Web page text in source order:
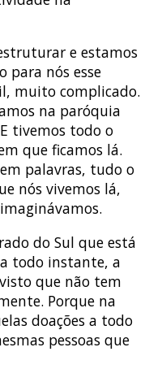
e estamos
para nós esse
muito complicado.
na paróquia
tivemos todo o
que ficamos lá.
palavras, tudo o
nós vivemos lá,
do Sul que está
a todo instante, a
que não tem
Porque na
doações a todo
pessoas que